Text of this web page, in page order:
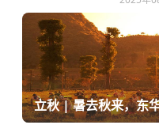
立秋 | 暑去秋来，东